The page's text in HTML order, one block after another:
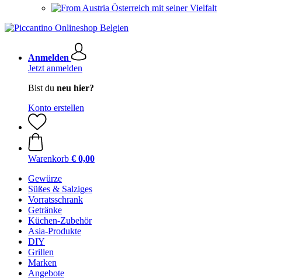
Österreich mit seiner Vielfalt
Anmelden
Jetzt anmelden
Bist du neu hier?
Konto erstellen
Warenkorb € 0,00
Gewürze
Süßes & Salziges
Vorratsschrank
Getränke
Küchen-Zubehör
Asia-Produkte
DIY
Grillen
Marken
Angebote